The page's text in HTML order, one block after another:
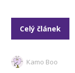
Celý článek
Kamo Boo